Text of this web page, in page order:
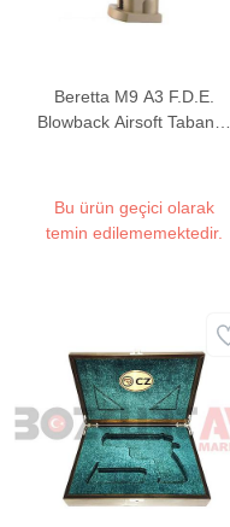
Beretta M9 A3 F.D.E.
Blowback Airsoft Tabanca
Bu ürün geçici olarak
temin edilememektedir.